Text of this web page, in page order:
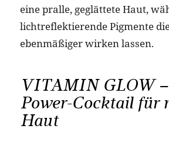
eine pralle, geglättete Haut,
lichtreflektierende Pigmente
ebenmäßiger wirken lassen.
VITAMIN GLOW
Power-Cocktail für
Haut